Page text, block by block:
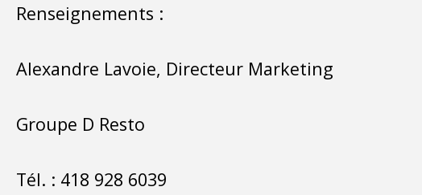
Renseignements :
Alexandre Lavoie, Directeur Marketing
Groupe D Resto
Tél. : 418 928 6039